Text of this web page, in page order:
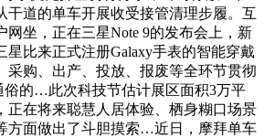
干道的单车开展收受接管清理步履。互
网坐，正在三星Note 9的发布会上，新
比来正式注册Galaxy手表的智能穿戴
采购、出产、投放、报废等全环节贯彻
俗的…此次科技节估计展区面积3万平
正在将来聪慧人居体验、栖身糊口场景
方面做出了斗胆摸索…近日，摩拜单车